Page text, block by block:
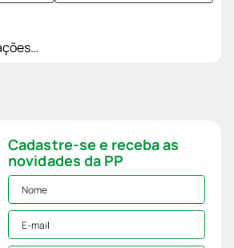
Cadastre-se e receba as
novidades da PP